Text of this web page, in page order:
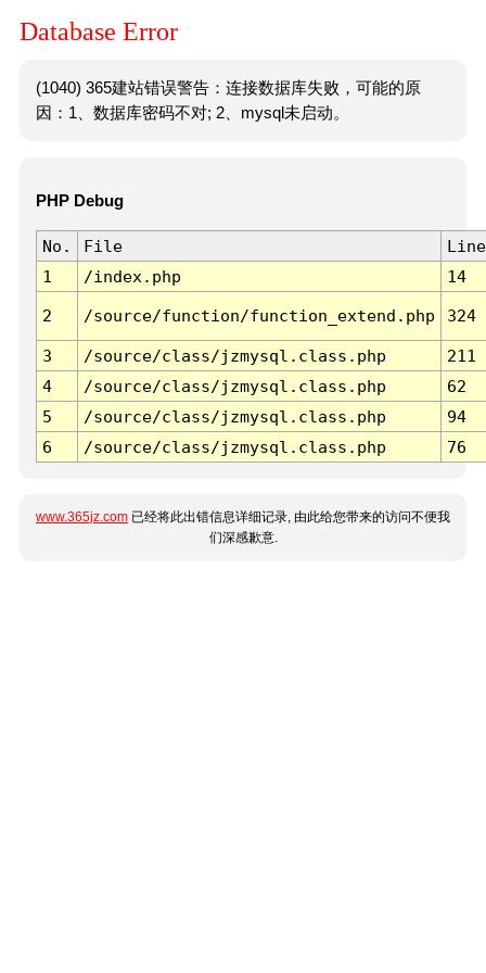
Database Error
(1040) 365建站错误警告：连接数据库失败，可能的原
因：1、数据库密码不对; 2、mysql未启动。
PHP Debug
No. File
Line
1
/index.php 14
2 /source/function/function_extend.php 324
3 /source/class/jzmysql.class.php
211
4
/source/class/jzmysql.class.php
62
5
/source/class/jzmysql.class.php
94
6
/source/class/jzmysql.class.php 76
www.365jz.com 已经将此出错信息详细记录, 由此给您带来的访问不便我
们深感歉意.